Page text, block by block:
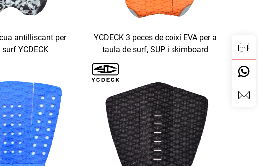
antilliscant per
YCDECK
YCDECK 3 peces de coixí EVA per a
taula de surf, SUP i skimboard